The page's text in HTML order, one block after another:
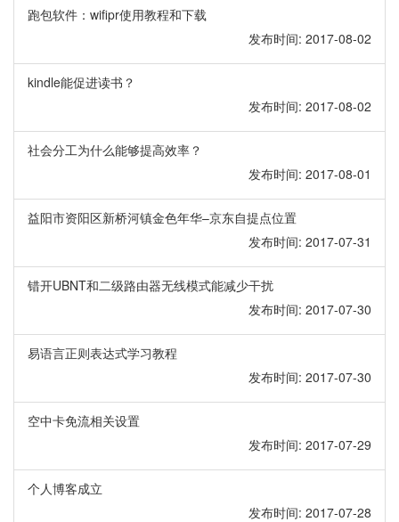
跑包软件：wifipr使用教程和下载
发布时间: 2017-08-02
kindle能促进读书？
发布时间: 2017-08-02
社会分工为什么能够提高效率？
发布时间: 2017-08-01
益阳市资阳区新桥河镇金色年华–京东自提点位置
发布时间: 2017-07-31
错开UBNT和二级路由器无线模式能减少干扰
发布时间: 2017-07-30
易语言正则表达式学习教程
发布时间: 2017-07-30
空中卡免流相关设置
发布时间: 2017-07-29
个人博客成立
发布时间: 2017-07-28